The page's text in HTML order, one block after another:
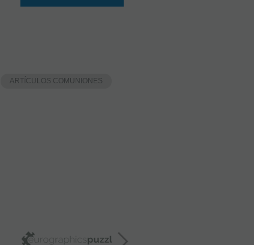
ARTÍCULOS COMUNIONES